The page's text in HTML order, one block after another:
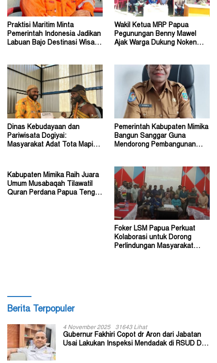
Praktisi Maritim Minta
Pemerintah Indonesia Jadikan
Labuan Bajo Destinasi Wisata
Wakil Ketua MRP Papua
Pegunungan Benny Mawel
Ajak Warga Dukung Noken
Dinas Kebudayaan dan
Pariwisata Dogiyai:
Masyarakat Adat Tota Mapiha
Pemerintah Kabupaten Mimika
Bangun Sanggar Guna
Mendorong Pembangunan
Kabupaten Mimika Raih Juara
Umum Musabaqah Tilawatil
Quran Perdana Papua Tengah
Foker LSM Papua Perkuat
Kolaborasi untuk Dorong
Perlindungan Masyarakat
Berita Terpopuler
4 November 2025 31643 Lihat
Gubernur Fakhiri Copot dr Aron dari Jabatan
Usai Lakukan Inspeksi Mendadak di RSUD Dok